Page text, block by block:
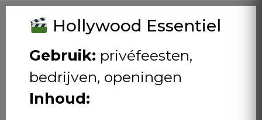
Hollywood Essentiel
Gebruik: privéfeesten,
bedrijven, openingen
Inhoud: